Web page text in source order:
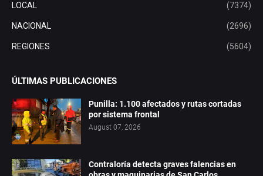
LOCAL (7374)
NACIONAL (2696)
REGIONES (5604)
ÚLTIMAS PUBLICACIONES
Punilla: 1.100 afectados y rutas cortadas
por sistema frontal
August 07, 2026
Contraloría detecta graves falencias en